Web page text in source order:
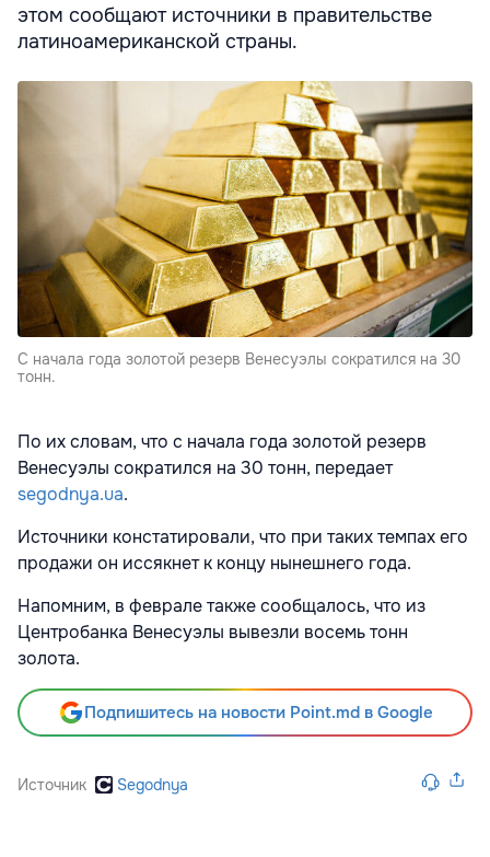
этом сообщают источники в правительстве
латиноамериканской страны.
С начала года золотой резерв Венесуэлы сократился на 30
тонн.
По их словам, что с начала года золотой резерв
Венесуэлы сократился на 30 тонн, передает
segodnya.ua.
Источники констатировали, что при таких темпах его
продажи он иссякнет к концу нынешнего года.
Напомним, в феврале также сообщалось, что из
Центробанка Венесуэлы вывезли восемь тонн
золота.
Подпишитесь на новости Point.md в Google
Источник Segodnya